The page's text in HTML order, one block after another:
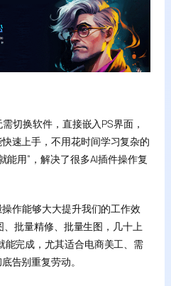
需切换软件，直接嵌入PS界面，
速上手，不用花时间学习复杂的
能用”，解决了很多AI插件操作复
操作能够大大提升我们的工作效
批量精修、批量生图，几十上
能完成，尤其适合电商美工、需
告别重复劳动。